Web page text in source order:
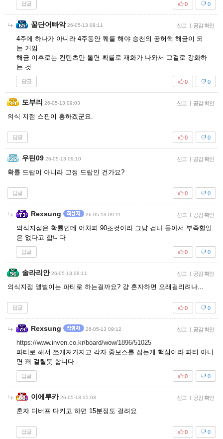
답글 0
0
꿀단어빠악 26-05-13 09:11 신고 | 공감 확인
4주에 하나가 아니라 4주동안 퀘를 해야 승천의 공허핵 해금이 되
는 거임
해금 이후로는 컨텐츠만 돌면 확률로 재화가 나와서 그걸로 강화하
는 것
답글 0
0
도부리 26-05-13 09:03 신고 | 공감 확인
의식 지점 스핀이 흥하겠군요.
답글 0
0
우틴09 26-05-13 09:10 신고 | 공감 확인
확률 드랍이 아니라 고정 드랍인 건가요?
답글 0
0
Rexsung 26-05-13 09:11 신고 | 공감 확인
의식지점은 확률인데 어차피 90초컷이라 그냥 겁나 돌아서 부족할일
은 없다고 합니다
답글 0
0
솔라리안 26-05-13 09:11 신고 | 공감 확인
의식지점 앵벌이는 파티로 하는걸까요? 걍 혼자하면 오래걸리려나...
답글 0
0
Rexsung 26-05-13 09:12 신고 | 공감 확인
https://www.inven.co.kr/board/wow/1896/51025
파티로 해서 쪼개져가지고 각자 중보스를 잡는게 핵심이라 파티 아니
면 꽤 걸릴듯 합니다
답글 0
0
이에루카 26-05-13 15:03 신고 | 공감 확인
혼자 디버프 다키고 하면 15분정도 걸려요
답글 0
0